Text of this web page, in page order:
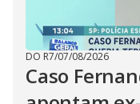
DO R7/07/08/2026
Caso